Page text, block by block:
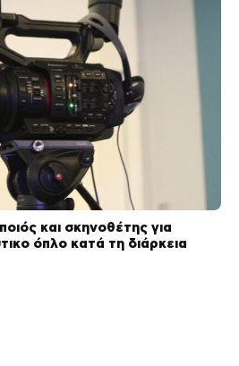
και σκηνοθέτης για
όπλο κατά τη διάρκεια